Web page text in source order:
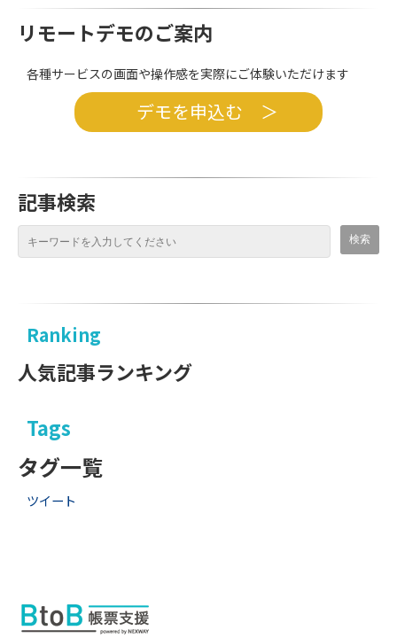
リモートデモのご案内
各種サービスの画面や操作感を実際にご体験いただけます
デモを申込む ＞
記事検索
Ranking
人気記事ランキング
Tags
タグ一覧
ツイート